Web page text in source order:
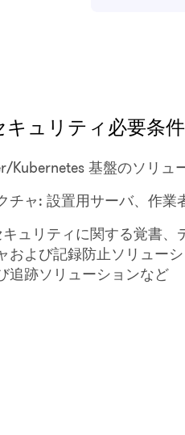
ュリティ必要条件
Kubernetes 基盤のソリュ
チャ: 設置用サーバ、作業
ュリティに関する覚書、
および記録防止ソリュー
追跡ソリューションなど